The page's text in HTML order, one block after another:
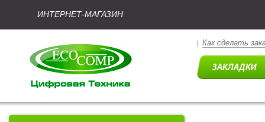
ИНТЕРНЕТ-МАГАЗИН
Как сделать